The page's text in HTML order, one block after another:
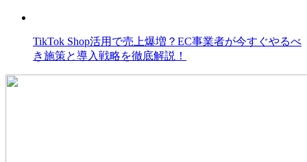
TikTok Shop活用で売上爆増？EC事業者が今すぐやるべ
き施策と導入戦略を徹底解説！